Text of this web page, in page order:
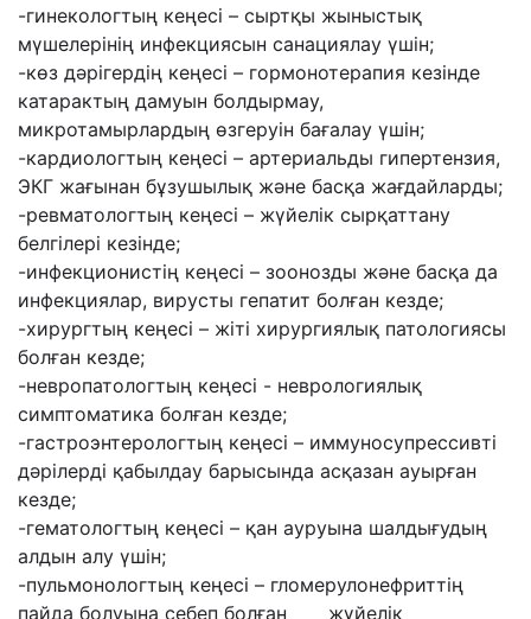
-гинекологтың кеңесі – сыртқы жыныстық
мүшелерінің инфекциясын санациялау үшін;
-көз дәрігердің кеңесі – гормонотерапия кезінде
катарактың дамуын болдырмау,
микротамырлардың өзгеруін бағалау үшін;
-кардиологтың кеңесі – артериальды гипертензия,
ЭКГ жағынан бұзушылық және басқа жағдайларды;
-ревматологтың кеңесі – жүйелік сырқаттану
белгілері кезінде;
-инфекционистің кеңесі – зоонозды және басқа да
инфекциялар, вирусты гепатит болған кезде;
-хирургтың кеңесі – жіті хирургиялық патологиясы
болған кезде;
-невропатологтың кеңесі - неврологиялық
симптоматика болған кезде;
-гастроэнтерологтың кеңесі – иммуносупрессивті
дәрілерді қабылдау барысында асқазан ауырған
кезде;
-гематологтың кеңесі – қан ауруына шалдығудың
алдын алу үшін;
-пульмонологтың кеңесі – гломерулонефриттің
пайда болуына себеп болған жүйелік